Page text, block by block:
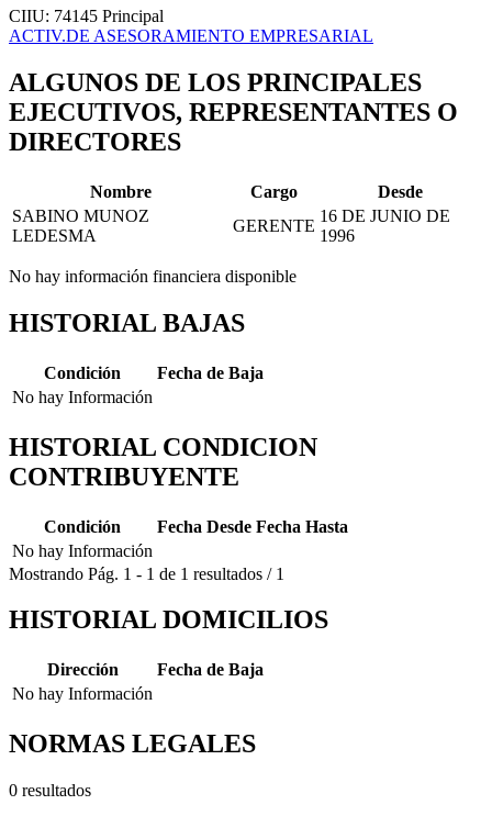
CIIU: 74145 Principal
ACTIV.DE ASESORAMIENTO EMPRESARIAL
ALGUNOS DE LOS PRINCIPALES
EJECUTIVOS, REPRESENTANTES O
DIRECTORES
Nombre Cargo
Desde
SABINO MUNOZ
LEDESMA
GERENTE
16 DE JUNIO DE
1996
No hay información financiera disponible
HISTORIAL BAJAS
Condición
Fecha de Baja
No hay Información
HISTORIAL CONDICION
CONTRIBUYENTE
Condición Fecha Desde Fecha Hasta
No hay Información
Mostrando Pág. 1 - 1 de 1 resultados / 1
HISTORIAL DOMICILIOS
Dirección
Fecha de Baja
No hay Información
NORMAS LEGALES
0 resultados